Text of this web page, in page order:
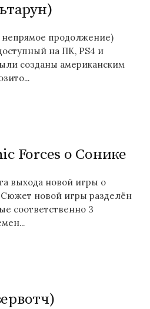
продолжение)
на ПК, PS4 и
созданы американским
Forces о Сонике
выхода новой игры о
Сюжет новой игры разделён
соответственно 3